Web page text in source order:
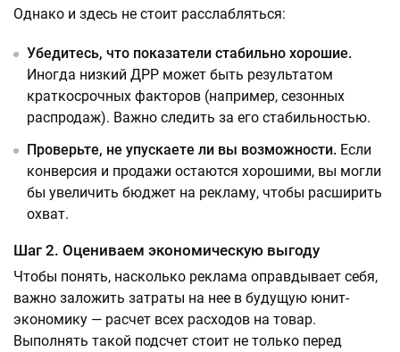
Однако и здесь не стоит расслабляться:
Убедитесь, что показатели стабильно хорошие.
Иногда низкий ДРР может быть результатом
краткосрочных факторов (например, сезонных
распродаж). Важно следить за его стабильностью.
Проверьте, не упускаете ли вы возможности. Если
конверсия и продажи остаются хорошими, вы могли
бы увеличить бюджет на рекламу, чтобы расширить
охват.
Шаг 2. Оцениваем экономическую выгоду
Чтобы понять, насколько реклама оправдывает себя,
важно заложить затраты на нее в будущую юнит-
экономику — расчет всех расходов на товар.
Выполнять такой подсчет стоит не только перед